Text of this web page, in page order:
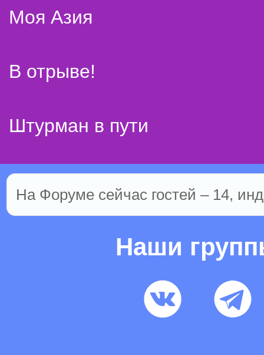
Моя Азия
В отрыве!
Штурман в пути
На Форуме сейчас гостей – 14,
Наши